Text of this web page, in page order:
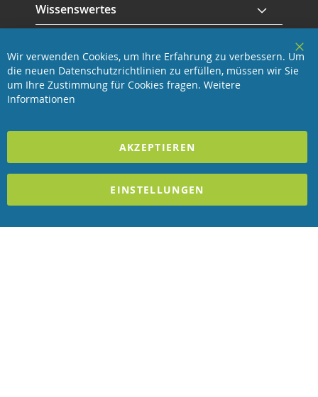
Wissenswertes
Revisage GmbH
Wir verwenden Cookies, um Ihre Erfahrung zu verbessern. Um
die neuen Datenschutzrichtlinien zu erfüllen, müssen wir Sie
um Ihre Zustimmung für Cookies fragen. Weitere
Informationen
AKZEPTIEREN
EINSTELLUNGEN